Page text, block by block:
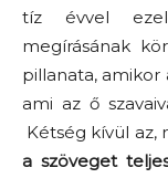
tíz évvel
megírásának
pillanata, amikor
ami az ő
Kétség kívül az,
a szöveget